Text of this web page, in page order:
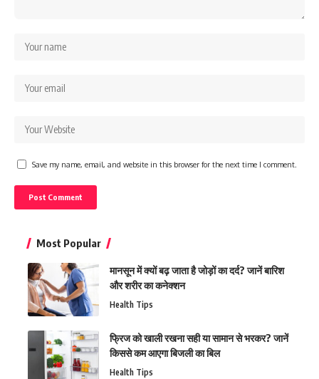
Save my name, email, and website in this browser for the next time I comment.
Most Popular
मानसून में क्यों बढ़ जाता है जोड़ों का दर्द? जानें बारिश
और शरीर का कनेक्शन
Health Tips
फ्रिज को खाली रखना सही या सामान से भरकर? जानें
किससे कम आएगा बिजली का बिल
Health Tips